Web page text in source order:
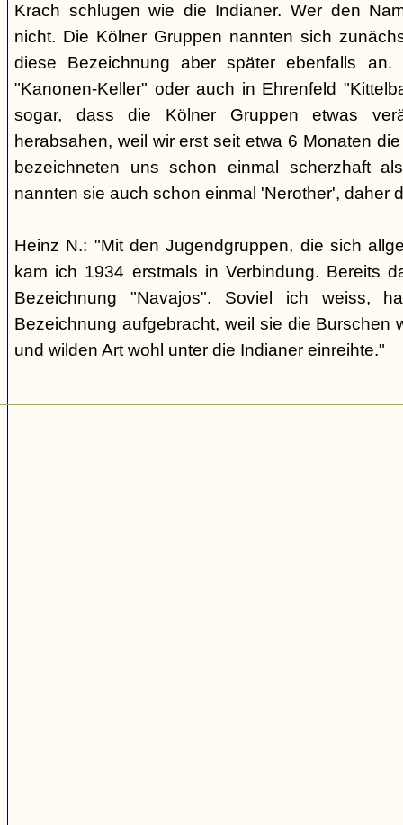
Krach schlugen wie die Indianer. Wer den
nicht. Die Kölner Gruppen nannten sich
diese Bezeichnung aber später ebenfalls
"Kanonen-Keller" oder auch in Ehrenfeld
sogar, dass die Kölner Gruppen etwas
herabsahen, weil wir erst seit etwa 6 Monaten
bezeichneten uns schon einmal scherzhaft
nannten sie auch schon einmal 'Nerother', daher
Heinz N.: "Mit den Jugendgruppen, die sich
kam ich 1934 erstmals in Verbindung. Bereits
Bezeichnung "Navajos". Soviel ich weiss,
Bezeichnung aufgebracht, weil sie die Burschen
und wilden Art wohl unter die Indianer einreihte."